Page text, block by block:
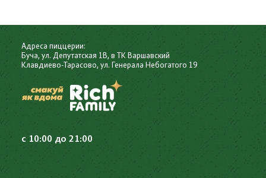
Адреса пиццерии:
Буча, ул. Депутатская 1В, в ТК Варшавский
Клавдиево-Тарасово, ул. Генерала Небогатого 19
Пицца Суши Бургеры Буча, Ирпень, Гостомель, Ворзель,
с 10:00 до 21:00